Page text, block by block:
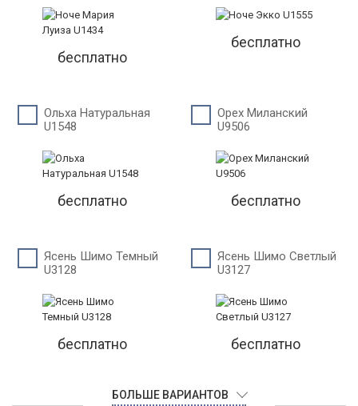
бесплатно
бесплатно
Ольха Натуральная
U1548
бесплатно
Орех Миланский
U9506
бесплатно
Ясень Шимо Темный
U3128
бесплатно
Ясень Шимо Светлый
U3127
бесплатно
БОЛЬШЕ ВАРИАНТОВ